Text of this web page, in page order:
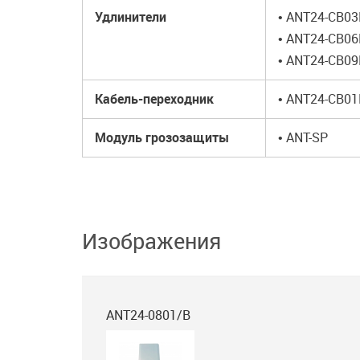
Удлинители
• ANT24-
• ANT24-
• ANT24-
Кабель-переходник • ANT24-
Модуль грозозащиты • ANT-SP
Изображения
ANT24-0801/B